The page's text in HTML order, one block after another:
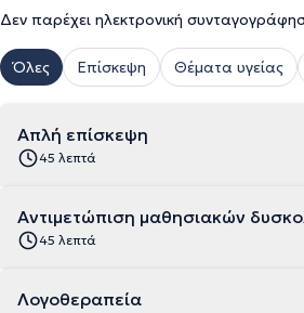
Δεν παρέχει ηλεκτρονική
Όλες Επίσκεψη Θέματα υγείας
Απλή επίσκεψη
45 λεπτά
Αντιμετώπιση μαθησιακών
45 λεπτά
Λογοθεραπεία